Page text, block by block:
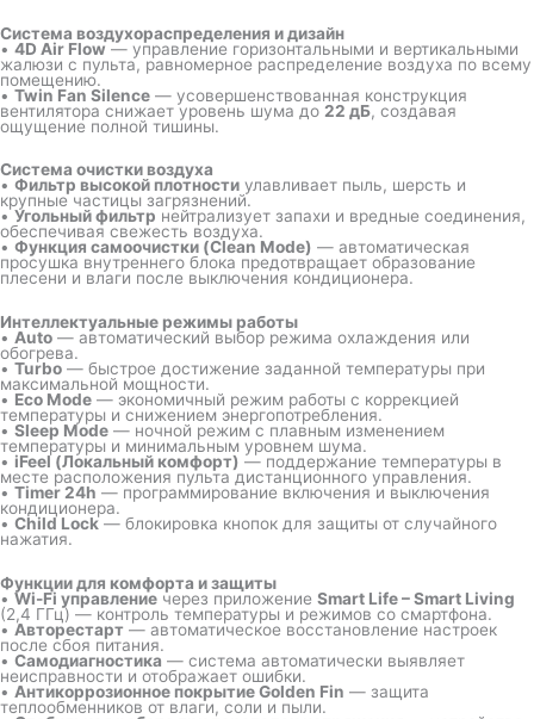
Система воздухораспределения и дизайн
• 4D Air Flow— управление горизонтальными и вертикальными
жалюзи с пульта, равномерное распределение воздуха по всему
помещению.
• Twin Fan Silence — усовершенствованная конструкция
вентилятора снижает уровень шума до 22 дБ, создавая
ощущение полной тишины.
Система очистки воздуха
• Фильтр высокой плотности улавливает пыль, шерсть и
крупные частицы загрязнений.
•Угольный фильтр нейтрализует запахи и вредные соединения,
обеспечивая свежесть воздуха.
• Функция самоочистки (Clean Mode) — автоматическая
просушка внутреннего блока предотвращает образование
плесени и влаги после выключения кондиционера.
Интеллектуальные режимы работы
• Auto — автоматический выбор режима охлаждения или
обогрева.
• Turbo — быстрое достижение заданной температуры при
максимальной мощности.
• Eco Mode — экономичный режим работы с коррекцией
температуры и снижением энергопотребления.
• Sleep Mode — ночной режим с плавным изменением
температуры и минимальным уровнем шума.
• iFeel (Локальный комфорт) — поддержание температуры в
месте расположения пульта дистанционного управления.
• Timer 24h — программирование включения и выключения
кондиционера.
• Child Lock — блокировка кнопок для защиты от случайного
нажатия.
Функции для комфорта и защиты
• Wi-Fi управление через приложение Smart Life – Smart Living
(2,4 ГГц) — контроль температуры и режимов со смартфона.
• Авторестарт — автоматическое восстановление настроек
после сбоя питания.
• Самодиагностика — система автоматически выявляет
неисправности и отображает ошибки.
• Антикоррозионное покрытие Golden Fin — защита
теплообменников от влаги, соли и пыли.